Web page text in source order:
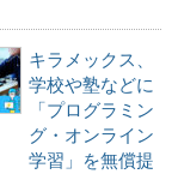
キラメックス、
学校や塾などに
「プログラミン
グ・オンライン
学習」を無償提